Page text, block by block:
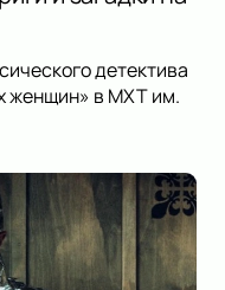
детектива
женщин» в МХТ им.